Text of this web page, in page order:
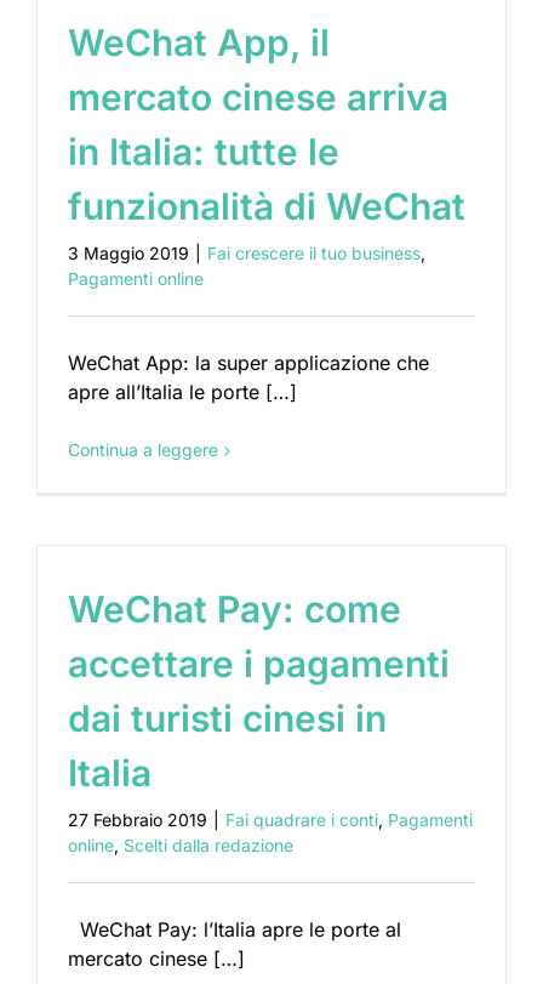
WeChat App, il
mercato cinese arriva
in Italia: tutte le
funzionalità di WeChat
3 Maggio 2019 Fai crescere il tuo business,
Pagamenti online
WeChat App: la super applicazione che
apre all’Italia le porte […]
Continua a leggere
WeChat Pay: come
accettare i pagamenti
dai turisti cinesi in
Italia
27 Febbraio 2019 Fai quadrare i conti, Pagamenti
online, Scelti dalla redazione
WeChat Pay: l’Italia apre le porte al
mercato cinese […]